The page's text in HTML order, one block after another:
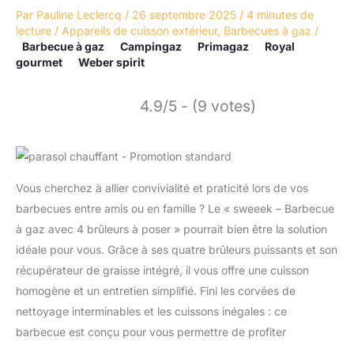
Par Pauline Leclercq / 26 septembre 2025 / 4 minutes de
lecture / Appareils de cuisson extérieur, Barbecues à gaz /
Barbecue à gaz
Campingaz Primagaz
Royal
gourmet
Weber spirit
4.9/5 - (9 votes)
Vous cherchez à allier convivialité et praticité lors de vos
barbecues entre amis ou en famille ? Le « sweeek – Barbecue
à gaz avec 4 brûleurs à poser » pourrait bien être la solution
idéale pour vous. Grâce à ses quatre brûleurs puissants et son
récupérateur de graisse intégré, il vous offre une cuisson
homogène et un entretien simplifié. Fini les corvées de
nettoyage interminables et les cuissons inégales : ce
barbecue est conçu pour vous permettre de profiter